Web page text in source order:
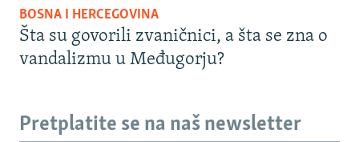
BOSNA I HERCEGOVINA
Šta su govorili zvaničnici, a šta se zna o
vandalizmu u Međugorju?
Pretplatite se na naš newsletter